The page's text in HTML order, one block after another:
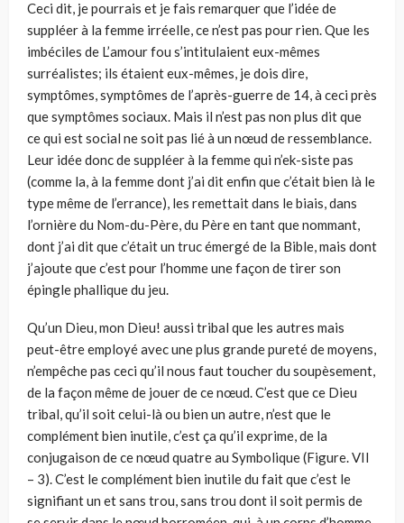
Ceci dit, je pourrais et je fais remarquer que l’idée de
suppléer à la femme irréelle, ce n’est pas pour rien. Que les
imbéciles de L’amour fou s’intitulaient eux-mêmes
surréalistes; ils étaient eux-mêmes, je dois dire,
symptômes, symptômes de l’après-guerre de 14, à ceci près
que symptômes sociaux. Mais il n’est pas non plus dit que
ce qui est social ne soit pas lié à un nœud de ressemblance.
Leur idée donc de suppléer à la femme qui n’ek-siste pas
(comme la, à la femme dont j’ai dit enfin que c’était bien là le
type même de l’errance), les remettait dans le biais, dans
l’ornière du Nom-du-Père, du Père en tant que nommant,
dont j’ai dit que c’était un truc émergé de la Bible, mais dont
j’ajoute que c’est pour l’homme une façon de tirer son
épingle phallique du jeu.
Qu’un Dieu, mon Dieu! aussi tribal que les autres mais
peut-être employé avec une plus grande pureté de moyens,
n’empêche pas ceci qu’il nous faut toucher du soupèsement,
de la façon même de jouer de ce nœud. C’est que ce Dieu
tribal, qu’il soit celui-là ou bien un autre, n’est que le
complément bien inutile, c’est ça qu’il exprime, de la
conjugaison de ce nœud quatre au Symbolique (Figure. VII
– 3). C’est le complément bien inutile du fait que c’est le
signifiant un et sans trou, sans trou dont il soit permis de